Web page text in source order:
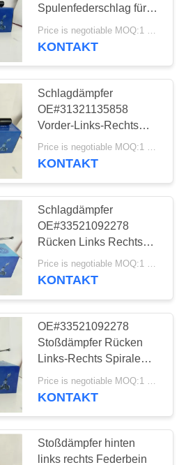
in
115
Luft-
236
Spulenfederschlag für
E34 OE#31321135858
Price is negotiable MOQ:1 Stk
KONTAKT
Schlagdämpfer
OE#31321135858
Vorder-Links-Rechts
1988-1996 Spirale
Federschlag für E34
Price is negotiable MOQ:1 Stk
KONTAKT
Schlagdämpfer
OE#33521092278
Rücken Links Rechts
1988-1996 Spirale
Federschlag für E34
Price is negotiable MOQ:1 Stk
KONTAKT
OE#33521092278
Stoßdämpfer Rücken
Links-Rechts Spirale
Federstoß für E34 1988-
1996
KONTAKT
Stoßdämpfer hinten
links rechts Federbein